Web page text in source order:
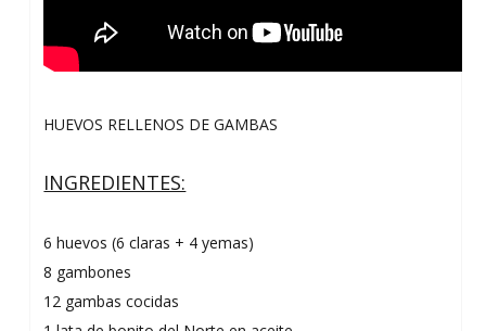
HUEVOS RELLENOS DE GAMBAS
INGREDIENTES:
6 huevos (6 claras + 4 yemas)
8 gambones
12 gambas cocidas